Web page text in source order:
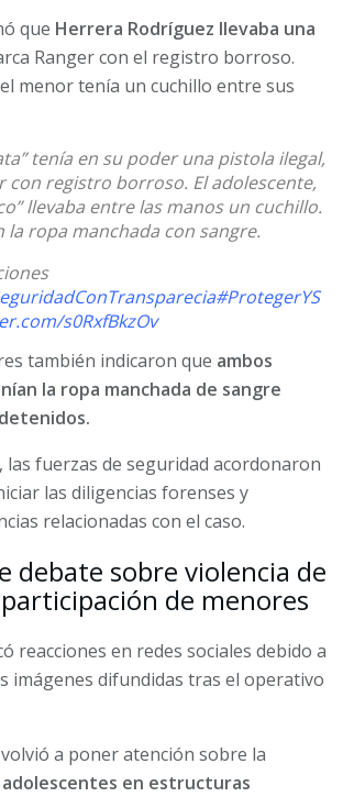
que Herrera Rodríguez llevaba una
Ranger con el registro borroso.
menor tenía un cuchillo entre sus
tenía en su poder una pistola ilegal,
con registro borroso. El adolescente,
llevaba entre las manos un cuchillo.
la ropa manchada con sangre.
#ProtegerYS
s0RxfBkzOv
(@PNCdeGuatemala)May 25,
también indicaron que ambos
la ropa manchada de sangre
las fuerzas de seguridad acordonaron
las diligencias forenses y
relacionadas con el caso.
debate sobre violencia de
de menores
reacciones en redes sociales debido a
imágenes difundidas tras el operativo
a poner atención sobre la
adolescentes en estructuras